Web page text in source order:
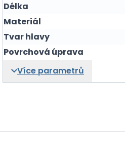
Délka
Materiál
Tvar hlavy
Povrchová úprava
Více parametrů